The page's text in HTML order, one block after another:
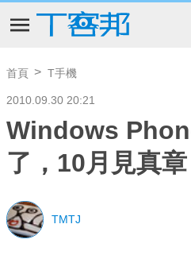
首頁 T手機
2010.09.30 20:21
Windows
了，10月見真章
TMTJ